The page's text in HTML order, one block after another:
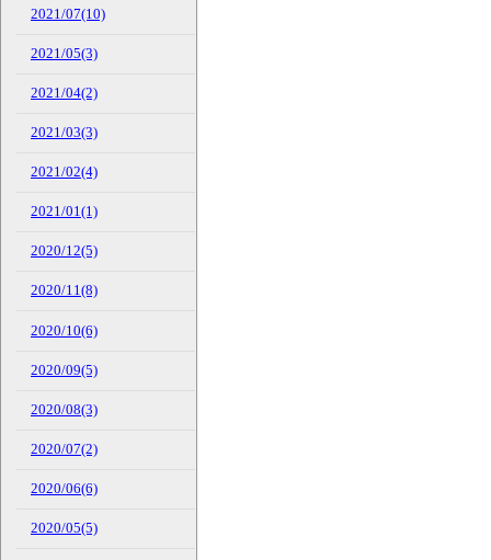
2021/07(10)
2021/05(3)
2021/04(2)
2021/03(3)
2021/02(4)
2021/01(1)
2020/12(5)
2020/11(8)
2020/10(6)
2020/09(5)
2020/08(3)
2020/07(2)
2020/06(6)
2020/05(5)